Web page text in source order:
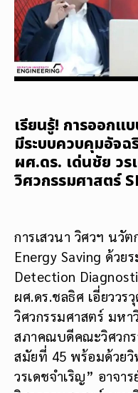
เรียนรู้! การออกแ
มีระบบควบคุมอัจฉ
ผศ.ดร. เด่นชัย วร
วิศวกรรมศาสตร์
การเสวนา วิศวฯ นวั
Energy Saving ด้ว
Detection
ผศ.ดร.ชลธิศ เอี่ยวว
วิศวกรรมศาสตร์ มห
สภาคณบดีคณะวิศวก
สมัยที่ 45 พร้อมด้วยวิ
วรเดชจำเริญ” อาจา